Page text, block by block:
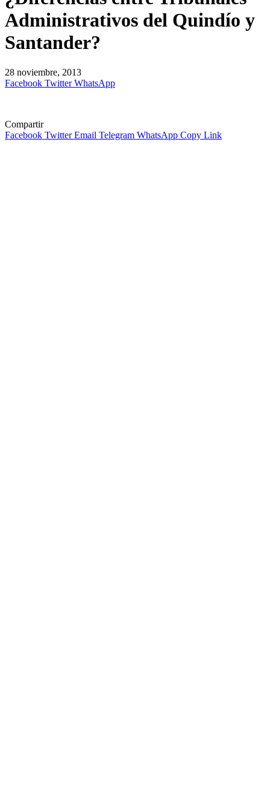
Administrativos del Quindío y
Santander?
28 noviembre, 2013
Facebook Twitter WhatsApp
Compartir
Facebook Twitter Email Telegram WhatsApp Copy Link